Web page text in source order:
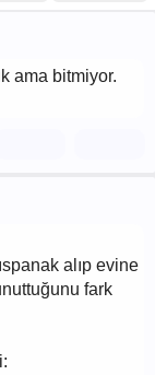
ama bitmiyor.
alıp evine
fark